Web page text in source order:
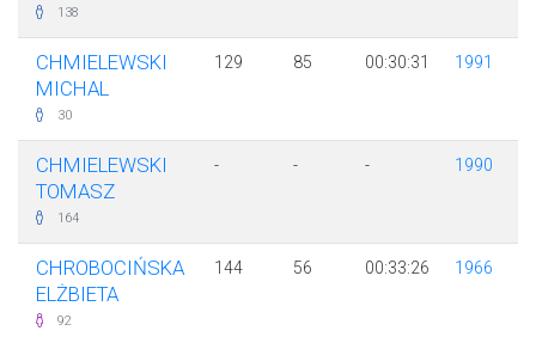
138
CHMIELEWSKI
MICHAL
30
129 85 00:30:31 1991
CHMIELEWSKI
TOMASZ
164
- - - 1990
CHROBOCIŃSKA
ELŻBIETA
92
144 56 00:33:26 1966